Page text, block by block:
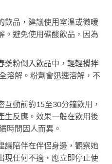
飲品，建議使用室溫或微暖
。避免使用碳酸飲品，因為
藥粉倒入飲品中，輕輕攪拌
溶解。粉劑會迅速溶解，不
互動前約15至30分鐘飲用，
生反應。效果一般在飲用後
時間因人而異。
議陪伴在伴侶身邊，觀察她
現任何不適，應立即停止使